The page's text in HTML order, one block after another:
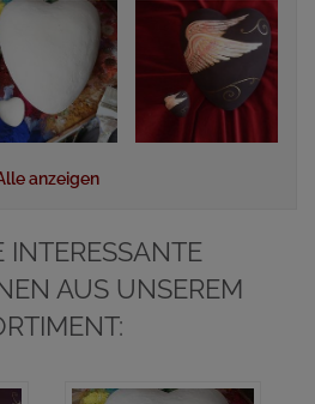
anzeigen
INTERESSANTE
AUS UNSEREM